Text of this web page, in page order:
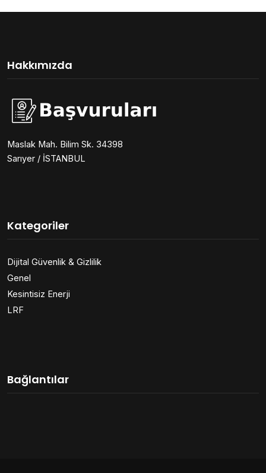
Hakkımızda
Maslak Mah. Bilim Sk. 34398
Sarıyer / İSTANBUL
Kategoriler
Dijital Güvenlik & Gizlilik
Genel
Kesintisiz Enerji
LRF
Bağlantılar